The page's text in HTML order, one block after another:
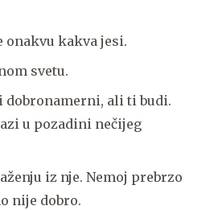
onakvu kakva jesi.
svetu.
dobronamerni, ali ti budi.
u pozadini nečijeg
iz nje. Nemoj prebrzo
nije dobro.